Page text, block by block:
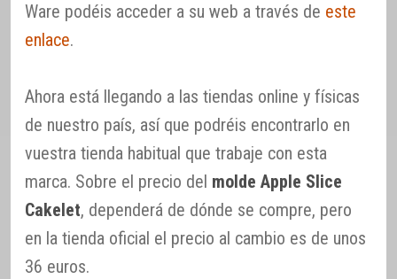
Ware podéis acceder a su web a través de este
enlace.
Ahora está llegando a las tiendas online y físicas
de nuestro país, así que podréis encontrarlo en
vuestra tienda habitual que trabaje con esta
marca. Sobre el precio del molde Apple Slice
Cakelet, dependerá de dónde se compre, pero
en la tienda oficial el precio al cambio es de unos
36 euros.